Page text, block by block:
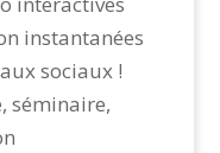
instantanées
sociaux !
séminaire,